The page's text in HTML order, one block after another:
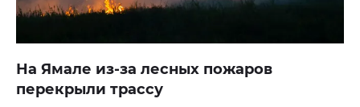
На Ямале из-за лесных пожаров
перекрыли трассу